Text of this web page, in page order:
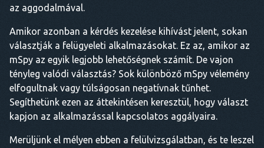
az aggodalmával.
Amikor azonban a kérdés kezelése kihívást jelent, sokan
választják a felügyeleti alkalmazásokat. Ez az, amikor az
mSpy az egyik legjobb lehetőségnek számít. De vajon
tényleg valódi választás? Sok különböző mSpy vélemény
elfogultnak vagy túlságosan negatívnak tűnhet.
Segíthetünk ezen az áttekintésen keresztül, hogy választ
kapjon az alkalmazással kapcsolatos aggályaira.
Merüljünk el mélyen ebben a felülvizsgálatban, és te leszel